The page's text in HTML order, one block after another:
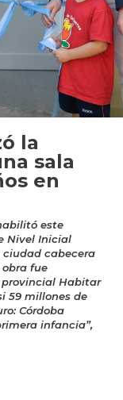
la
sala
en
este
Nivel Inicial
ciudad cabecera
fue
Habitar
59 millones de
Córdoba
infancia”,